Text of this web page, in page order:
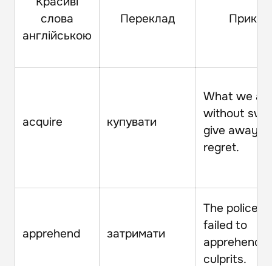
слова
англійською
Переклад
acquire купувати
What we
without
give away
regret.
apprehend затримати
The police
failed to
apprehend
culprits.